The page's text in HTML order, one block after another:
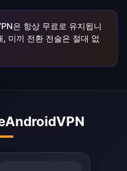
은 항상 무료로 유지됩니
미끼 전환 전술은 절대 없